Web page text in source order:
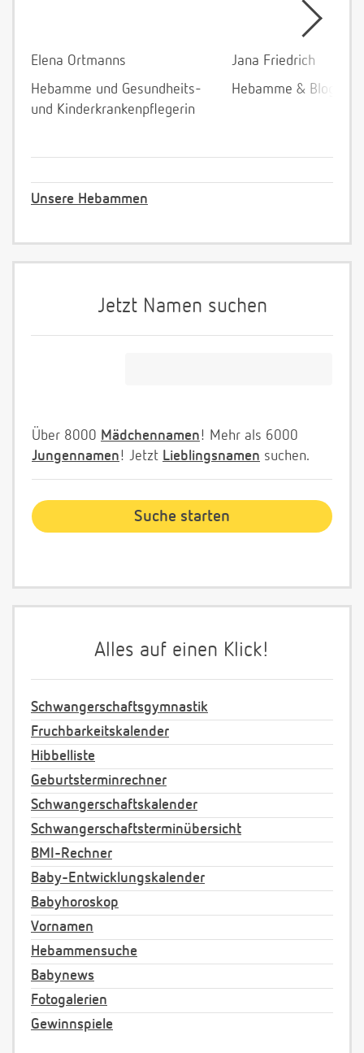
Elena Ortmanns
Hebamme und Gesundheits-
und Kinderkrankenpflegerin
Jana Friedrich
Hebamme &
Unsere Hebammen
Jetzt Namen suchen
Über 8000 Mädchennamen! Mehr als 6000
Jungennamen! Jetzt Lieblingsnamen suchen.
Alles auf einen Klick!
Schwangerschaftsgymnastik
Fruchbarkeitskalender
Hibbelliste
Geburtsterminrechner
Schwangerschaftskalender
Schwangerschaftsterminübersicht
BMI-Rechner
Baby-Entwicklungskalender
Babyhoroskop
Vornamen
Hebammensuche
Babynews
Fotogalerien
Gewinnspiele